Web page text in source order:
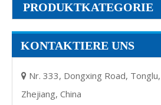
PRODUKTKATEGORIE
KONTAKTIERE UNS
 Nr. 333, Dongxing Road,
Zhejiang, China